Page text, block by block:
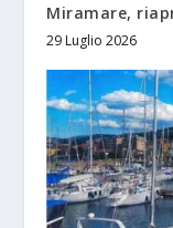
Miramare,
29 Luglio 2026